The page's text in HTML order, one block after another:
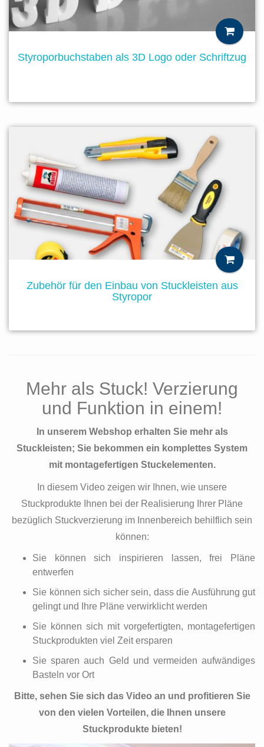
Styroporbuchstaben als 3D Logo oder Schriftzug
Zubehör für den Einbau von Stuckleisten aus
Styropor
Mehr als Stuck! Verzierung
und Funktion in einem!
In unserem Webshop erhalten Sie mehr als
Stuckleisten; Sie bekommen ein komplettes System
mit montagefertigen Stuckelementen.
In diesem Video zeigen wir Ihnen, wie unsere
Stuckprodukte Ihnen bei der Realisierung Ihrer Pläne
bezüglich Stuckverzierung im Innenbereich behilflich sein
können:
Sie können sich inspirieren lassen, frei Pläne
entwerfen
Sie können sich sicher sein, dass die Ausführung gut
gelingt und Ihre Pläne verwirklicht werden
Sie können sich mit vorgefertigten, montagefertigen
Stuckprodukten viel Zeit ersparen
Sie sparen auch Geld und vermeiden aufwändiges
Basteln vor Ort
Bitte, sehen Sie sich das Video an und profitieren Sie
von den vielen Vorteilen, die Ihnen unsere
Stuckprodukte bieten!